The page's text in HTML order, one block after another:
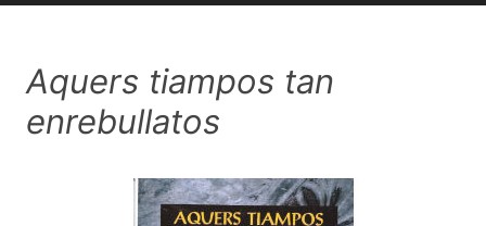
Aquers tiampos tan
enrebullatos